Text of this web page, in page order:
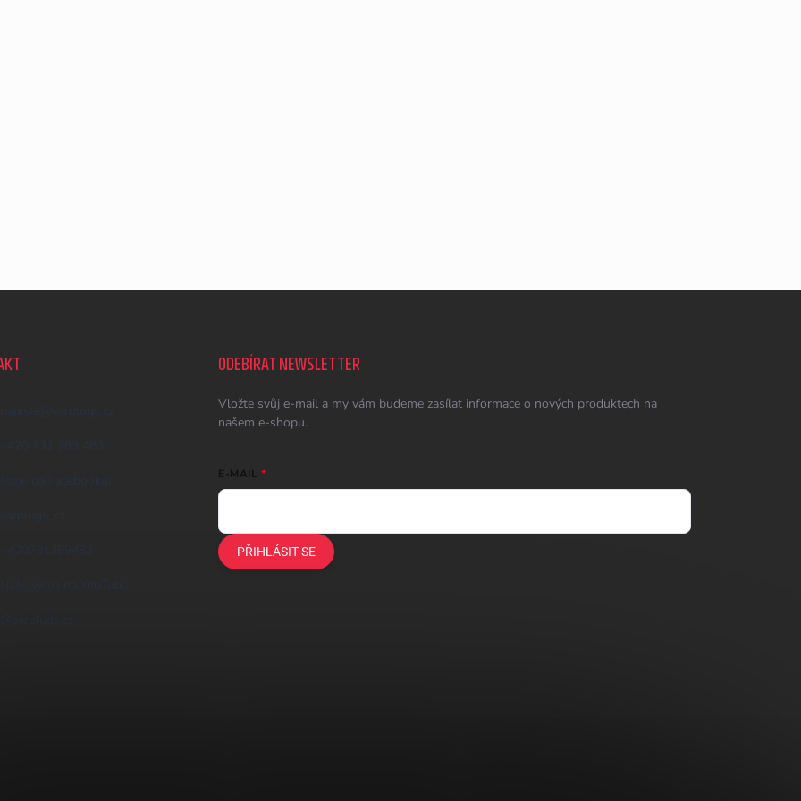
napiste @ earplugs.cz
+420 731 389 483
Jsme na Facebooku!
earplugs_cz
+420731389483
Naše videa na YouTube
@earplugs.cz
ODEBÍRAT NEWSLETTER
Vložte svůj e-mail a my vám budeme zasílat informace o nových produktech na
našem e-shopu.
E-MAIL
PŘIHLÁSIT SE